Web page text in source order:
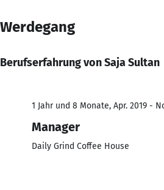
Werdegang
Berufserfahrung von Saja Sultan
1 Jahr und 8 Monate, Apr. 2019 -
Manager
Daily Grind Coffee House